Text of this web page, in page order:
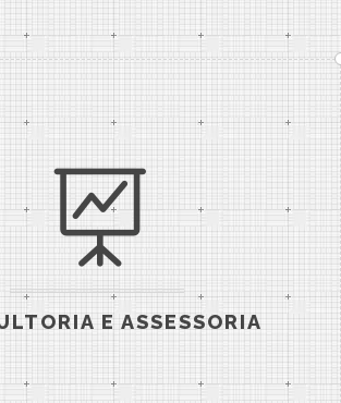
E ASSESSORIA